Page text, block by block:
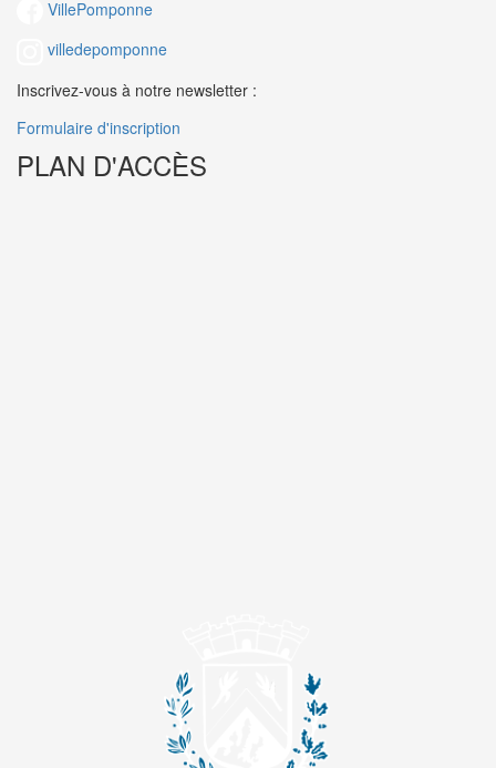
VillePomponne
villedepomponne
Inscrivez-vous à notre newsletter :
Formulaire d'inscription
PLAN D'ACCÈS